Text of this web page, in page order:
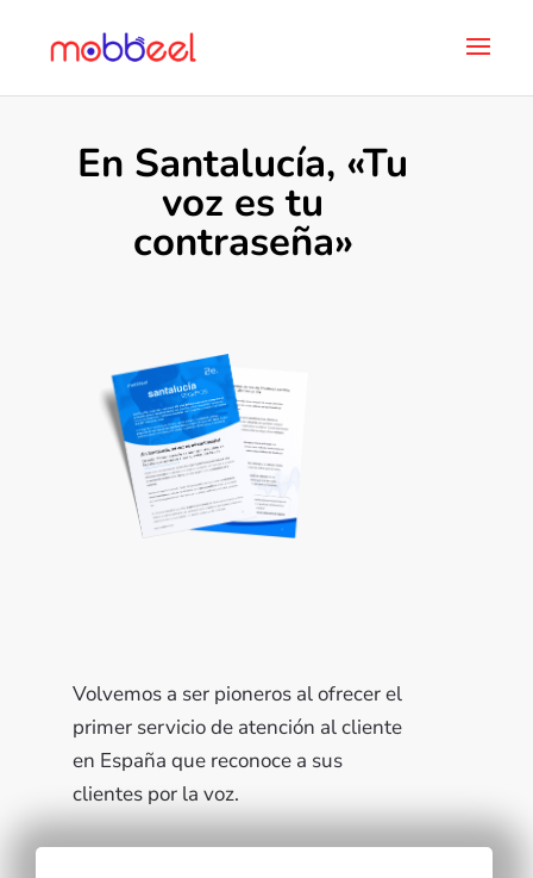
En Santalucía, «Tu
voz es tu
contraseña»
Volvemos a ser pioneros al ofrecer el
primer servicio de atención al cliente
en España que reconoce a sus
clientes por la voz.